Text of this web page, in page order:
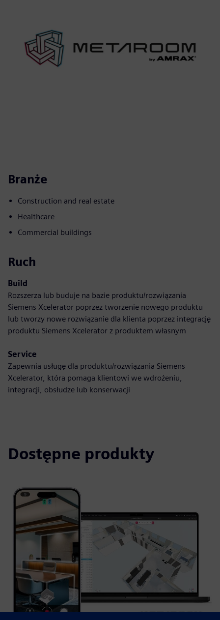
Branże
Construction and real estate
Healthcare
Commercial buildings
Ruch
Build
Rozszerza lub buduje na bazie produktu/rozwiązania
Siemens Xcelerator poprzez tworzenie nowego produktu
lub tworzy nowe rozwiązanie dla klienta poprzez integrację
produktu Siemens Xcelerator z produktem własnym
Service
Zapewnia usługę dla produktu/rozwiązania Siemens
Xcelerator, która pomaga klientowi we wdrożeniu,
integracji, obsłudze lub konserwacji
Dostępne produkty